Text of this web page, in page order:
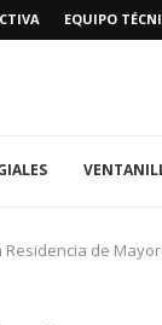
EQUIPO
Residencia de